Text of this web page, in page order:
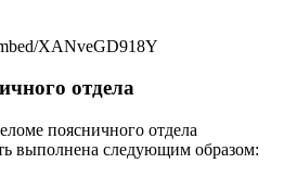
XANveGD918Y
отдела
поясничного отдела
выполнена следующим образом: